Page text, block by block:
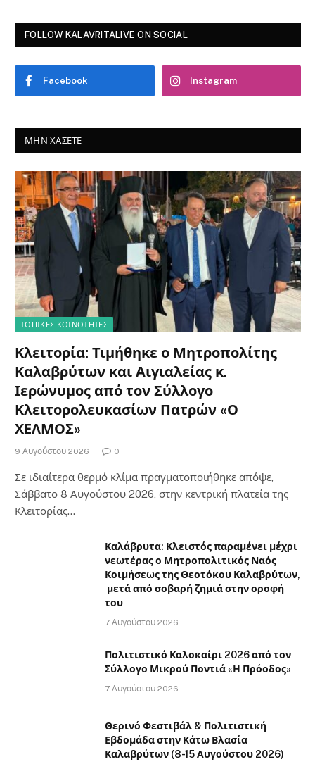
FOLLOW KALAVRITALIVE ON SOCIAL
Facebook Instagram
ΜΗΝ ΧΆΣΕΤΕ
ΤΟΠΙΚΈΣ ΚΟΙΝΌΤΗΤΕΣ
Κλειτορία: Τιμήθηκε ο Μητροπολίτης
Καλαβρύτων και Αιγιαλείας κ.
Ιερώνυμος από τον Σύλλογο
Κλειτορολευκασίων Πατρών «Ο
ΧΕΛΜΟΣ»
9 Αυγούστου 2026 0
Σε ιδιαίτερα θερμό κλίμα πραγματοποιήθηκε απόψε,
Σάββατο 8 Αυγούστου 2026, στην κεντρική πλατεία της
Κλειτορίας…
Καλάβρυτα: Κλειστός παραμένει μέχρι
νεωτέρας ο Μητροπολιτικός Ναός
Κοιμήσεως της Θεοτόκου Καλαβρύτων,
μετά από σοβαρή ζημιά στην οροφή
του
7 Αυγούστου 2026
Πολιτιστικό Καλοκαίρι 2026 από τον
Σύλλογο Μικρού Ποντιά «Η Πρόοδος»
7 Αυγούστου 2026
Θερινό Φεστιβάλ & Πολιτιστική
Εβδομάδα στην Κάτω Βλασία
Καλαβρύτων (8-15 Αυγούστου 2026)